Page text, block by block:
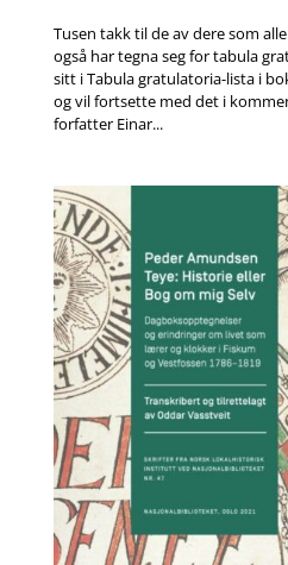
Tusen takk til de av dere som
også har tegna seg for tabula
sitt i Tabula gratulatoria-lista i
og vil fortsette med det i
forfatter Einar...